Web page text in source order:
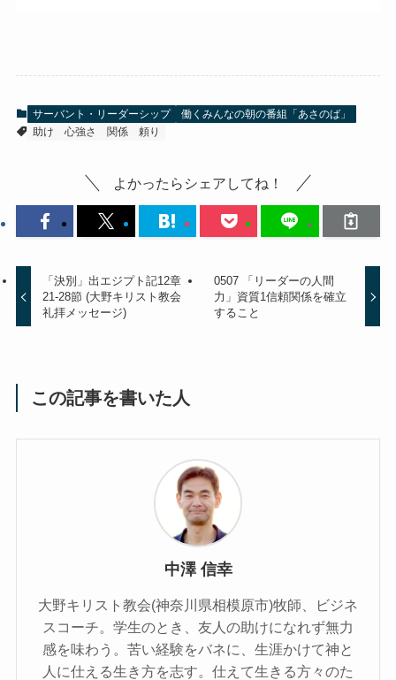
サーバント・リーダーシップ
働くみんなの朝の番組「あさのば」
助け
心強さ 関係 頼り
よかったらシェアしてね！
「決別」出エジプト記12章
21-28節 (大野キリスト教会
礼拝メッセージ)
0507 「リーダーの人間
力」資質1信頼関係を確立
すること
この記事を書いた人
中澤 信幸
大野キリスト教会(神奈川県相模原市)牧師、ビジネ
スコーチ。学生のとき、友人の助けになれず無力
感を味わう。苦い経験をバネに、生涯かけて神と
人に仕える生き方を志す。仕えて生きる方々のた